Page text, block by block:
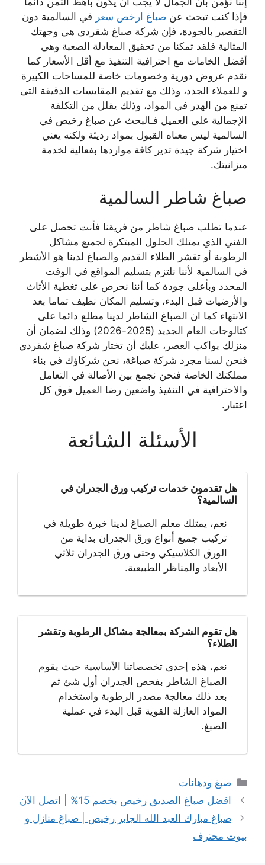
فإذا كنت تبحث عن صباغ ارخص سعر في السالمية دون
التقصير بالجودة، فإن شركة صباغ شقردي هي وجهتك
المثالية فلقد تمكنا من تحقيق المعادلة الصعبة وهي
أفضل الخامات مع احترافية التنفيذ مع أقل الأسعار كما ​
نقدم عروض دورية وخصومات خاصة للمساحات الكبيرة
و للعملاء الجدد، وذلك مع تقديم المقايسات الدقيقة التى
تمنع من الهدر في المواد، وذلك يقلل من التكلفة
الإجمالية على العميل فـالبحث عن صباغ رخيص في
السالمية ليس معناه القبول بمواد رديئة ولكنه يعني
اختيار شركة جيدة تدير كافة مواردها بفعالية لخدمة
ميزانيتك.
​صباغ شاطر السالمية
عندما تطلب صباغ شاطر من فريقنا فأنت تحصل على
الفني الذي يمتلك الحلول المبتكرة لجميع مشاكل
الرطوبة أو تقشر الطلاء القديم والصباغ لدينا هو الأشطر
في السالمية لأننا نلتزم بتسليم المواقع في الوقت
المحدد وبأعلى جودة كما أننا نحرص على تغطية الأثاث
والأرضيات قبل البدء، وتسليم المكان نظيف تماما بعد
الانتهاء كما ان الصباغ الشاطر لدينا مطلع دائما على
كتالوجات العام الجديد (2025-2026) وذلك لضمان أن
منزلك يواكب العصر، عليك أن تختار شركة صباغ شقردي
فنحن لسنا مجرد شركة صباغة، نحن شركاؤك في بناء
مملكتك الخاصة فنحن نجمع بين الأصالة في التعامل
والاحترافية في التنفيذ واضعين رضا العميل فوق كل
اعتبار.
الأسئلة الشائعة
هل تقدمون خدمات تركيب ورق الجدران في
السالمية؟
نعم، يمتلك معلم الصباغ لدينا خبرة طويلة في
تركيب جميع أنواع ورق الجدران بداية من
الورق الكلاسيكي وحتى ورق الجدران ثلاثي
الأبعاد والمناظر الطبيعية.
هل تقوم الشركة بمعالجة مشاكل الرطوبة وتقشر
الطلاء؟
نعم، هذه إحدى تخصصاتنا الأساسية حيث يقوم
الصباغ الشاطر بفحص الجدران أول شئ ثم
بعد ذلك معالجة مصدر الرطوبة واستخدام
المواد العازلة القوية قبل البدء في عملية
الصبغ.
التصنيفات
صبغ ودهانات
افضل صباغ الصديق رخيص بخصم 15% | اتصل الآن
صباغ مبارك العبد الله الجابر رخيص | صباغ منازل و
بيوت محترف